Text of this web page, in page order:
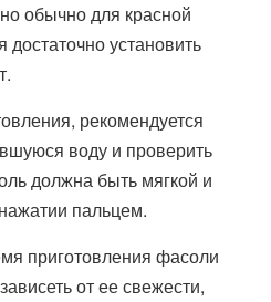
обычно для красной
установить
рекомендуется
воду и проверить
должна быть мягкой и
пальцем.
приготовления фасоли
от ее свежести,